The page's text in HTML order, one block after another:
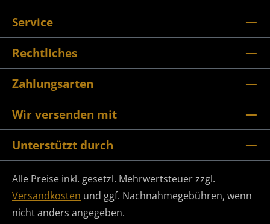
Service
Rechtliches
Zahlungsarten
Wir versenden mit
Unterstützt durch
Alle Preise inkl. gesetzl. Mehrwertsteuer zzgl.
Versandkosten und ggf. Nachnahmegebühren, wenn
nicht anders angegeben.